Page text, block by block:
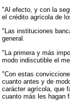
"Al efecto, y con la
el crédito agrícola de
"Las instituciones
general.
"La primera y más
modo indiscutible el
"Con estas
cuanto antes y de
carácter agrícola, que
cuanto más les hagan